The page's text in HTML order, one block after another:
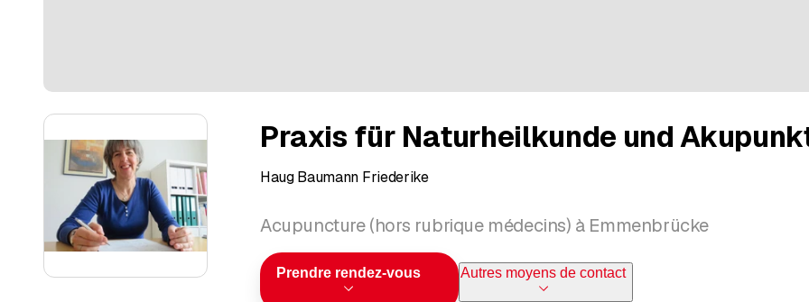
Praxis für Naturheilkunde und
Haug Baumann Friederike
Acupuncture (hors rubrique médecins) à Emmenbrücke
Prendre rendez-vous Autres moyens de contact